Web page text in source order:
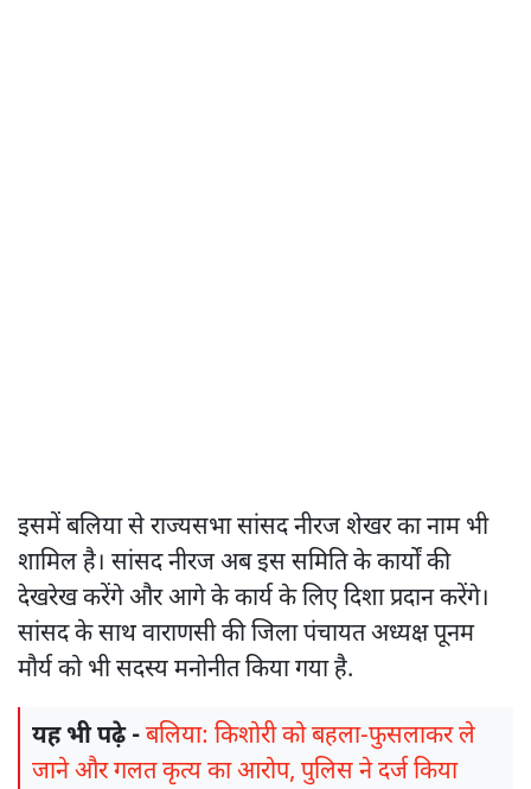
इसमें बलिया से राज्यसभा सांसद नीरज शेखर का नाम भी
शामिल है। सांसद नीरज अब इस समिति के कार्यों की
देखरेख करेंगे और आगे के कार्य के लिए दिशा प्रदान करेंगे।
सांसद के साथ वाराणसी की जिला पंचायत अध्यक्ष पूनम
मौर्य को भी सदस्य मनोनीत किया गया है.
यह भी पढ़े -बलिया: किशोरी को बहला-फुसलाकर ले
जाने और गलत कृत्य का आरोप, पुलिस ने दर्ज किया